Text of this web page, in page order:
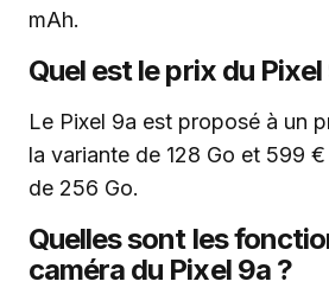
mAh.
Quel est le prix du Pixel
Le Pixel 9a est proposé à un
la variante de 128 Go et 599
de 256 Go.
Quelles sont les
caméra du Pixel 9a ?